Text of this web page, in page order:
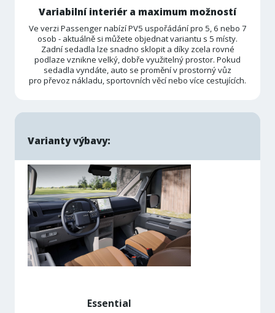
Variabilní interiér a maximum možností
Ve verzi Passenger nabízí PV5 uspořádání pro 5, 6 nebo 7
osob - aktuálně si můžete objednat variantu s 5 místy.
Zadní sedadla lze snadno sklopit a díky zcela rovné
podlaze vznikne velký, dobře využitelný prostor. Pokud
sedadla vyndáte, auto se promění v prostorný vůz
pro převoz nákladu, sportovních věcí nebo více cestujících.
Varianty výbavy:
Essential